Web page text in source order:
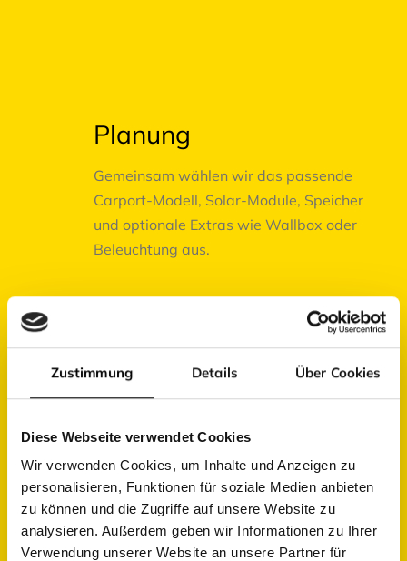
Zustimmung Details Über Cookies
Diese Webseite verwendet Cookies
Wir verwenden Cookies, um Inhalte und Anzeigen zu
personalisieren, Funktionen für soziale Medien anbieten
zu können und die Zugriffe auf unsere Website zu
analysieren. Außerdem geben wir Informationen zu Ihrer
Verwendung unserer Website an unsere Partner für
02
Planung
Gemeinsam wählen wir das passende
Carport-Modell, Solar-Module, Speicher
und optionale Extras wie Wallbox oder
Beleuchtung aus.
03
Solarcarport fachgerecht und termingerecht
bei Ihnen auf.